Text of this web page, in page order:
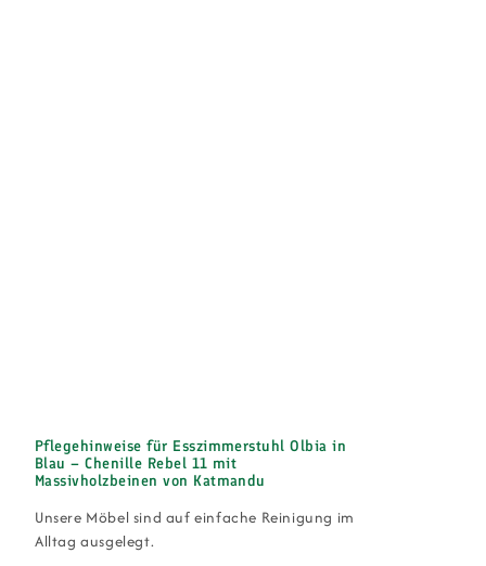
Pflegehinweise für Esszimmerstuhl Olbia in
Blau – Chenille Rebel 11 mit
Massivholzbeinen von Katmandu
Unsere Möbel sind auf einfache Reinigung im
Alltag ausgelegt.